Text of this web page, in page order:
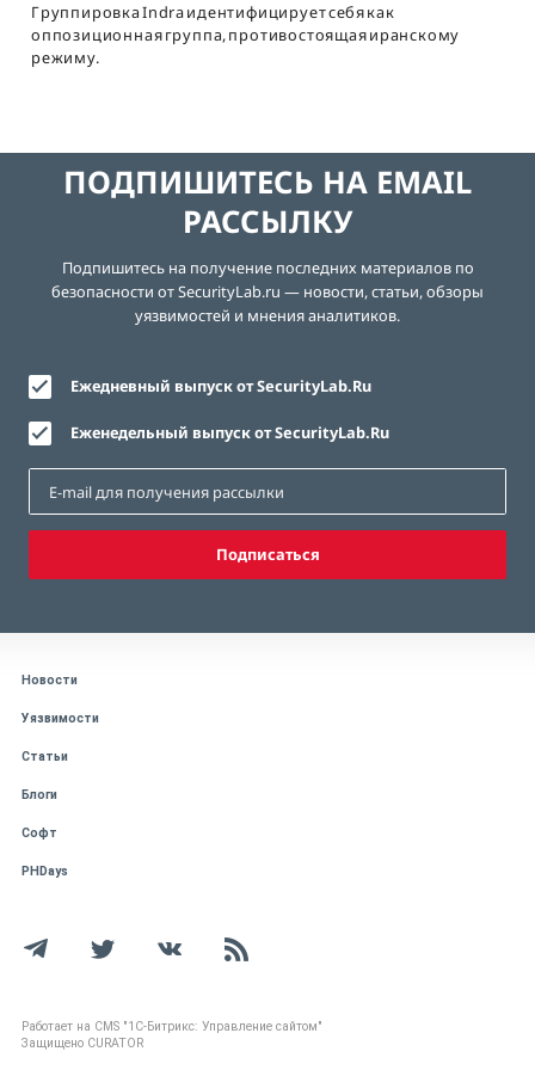
Группировка Indra идентифицирует себя как
оппозиционная группа, противостоящая иранскому
режиму.
ПОДПИШИТЕСЬ НА EMAIL
РАССЫЛКУ
Подпишитесь на получение последних материалов по
безопасности от SecurityLab.ru — новости, статьи, обзоры
уязвимостей и мнения аналитиков.
Ежедневный выпуск от SecurityLab.Ru
Еженедельный выпуск от SecurityLab.Ru
Подписаться
Новости
Уязвимости
Статьи
Блоги
Софт
PHDays
Работает на CMS "1С-Битрикс: Управление сайтом"
Защищено CURATOR